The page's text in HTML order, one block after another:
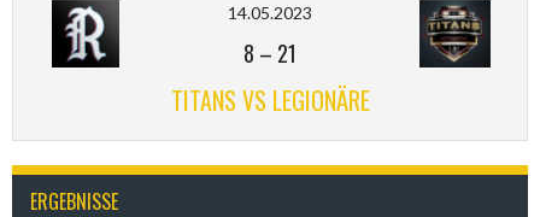
14.05.2023
8 – 21
TITANS VS LEGIONÄRE
ERGEBNISSE